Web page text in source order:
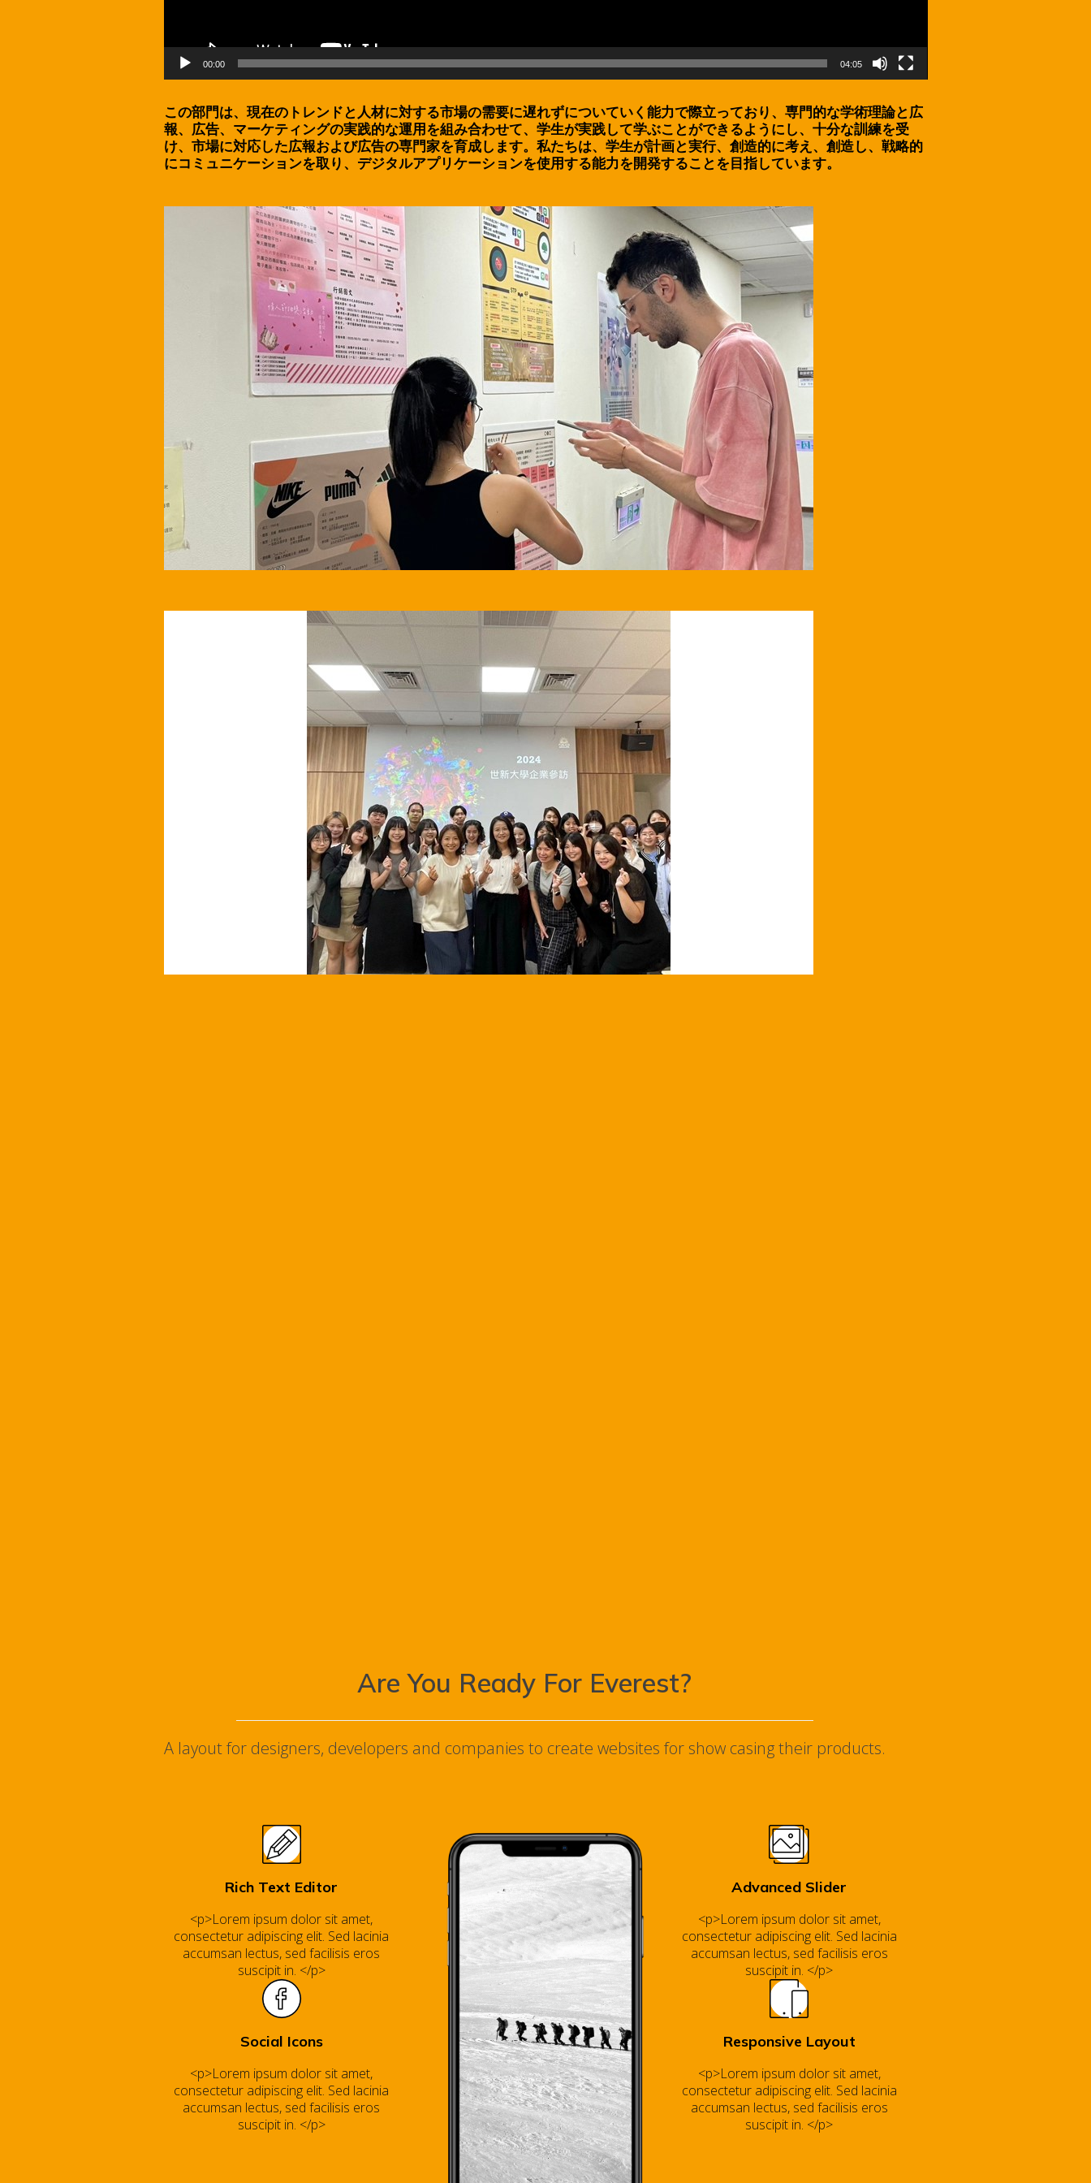
00:00 04:05
この部門は、現在のトレンドと人材に対する市場の需要に遅れずについていく能力で際立っており、専門的な学術理論と広
報、広告、マーケティングの実践的な運用を組み合わせて、学生が実践して学ぶことができるようにし、十分な訓練を受
け、市場に対応した広報および広告の専門家を育成します。私たちは、学生が計画と実行、創造的に考え、創造し、戦略的
にコミュニケーションを取り、デジタルアプリケーションを使用する能力を開発することを目指しています。
Are You Ready For Everest?
A layout for designers, developers and companies to create websites for show casing their products.
Rich Text Editor
<p>Lorem ipsum dolor sit amet,
consectetur adipiscing elit. Sed lacinia
accumsan lectus, sed facilisis eros
suscipit in. </p>
Social Icons
<p>Lorem ipsum dolor sit amet,
consectetur adipiscing elit. Sed lacinia
accumsan lectus, sed facilisis eros
suscipit in. </p>
Advanced Slider
<p>Lorem ipsum dolor sit amet,
consectetur adipiscing elit. Sed lacinia
accumsan lectus, sed facilisis eros
suscipit in. </p>
Responsive Layout
<p>Lorem ipsum dolor sit amet,
consectetur adipiscing elit. Sed lacinia
accumsan lectus, sed facilisis eros
suscipit in. </p>